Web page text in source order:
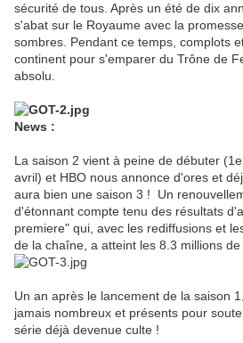
sécurité de tous. Après un été de dix
s'abat sur le Royaume avec la
sombres. Pendant ce temps, complots
continent pour s'emparer du Trône de
absolu.
News :
La saison 2 vient à peine de débuter
avril) et HBO nous annonce d'ores et
aura bien une saison 3 ! Un
d'étonnant compte tenu des résultats
premiere" qui, avec les rediffusions et
de la chaîne, a atteint les 8.3 millions
Un an après le lancement de la saison
jamais nombreux et présents pour
série déjà devenue culte !